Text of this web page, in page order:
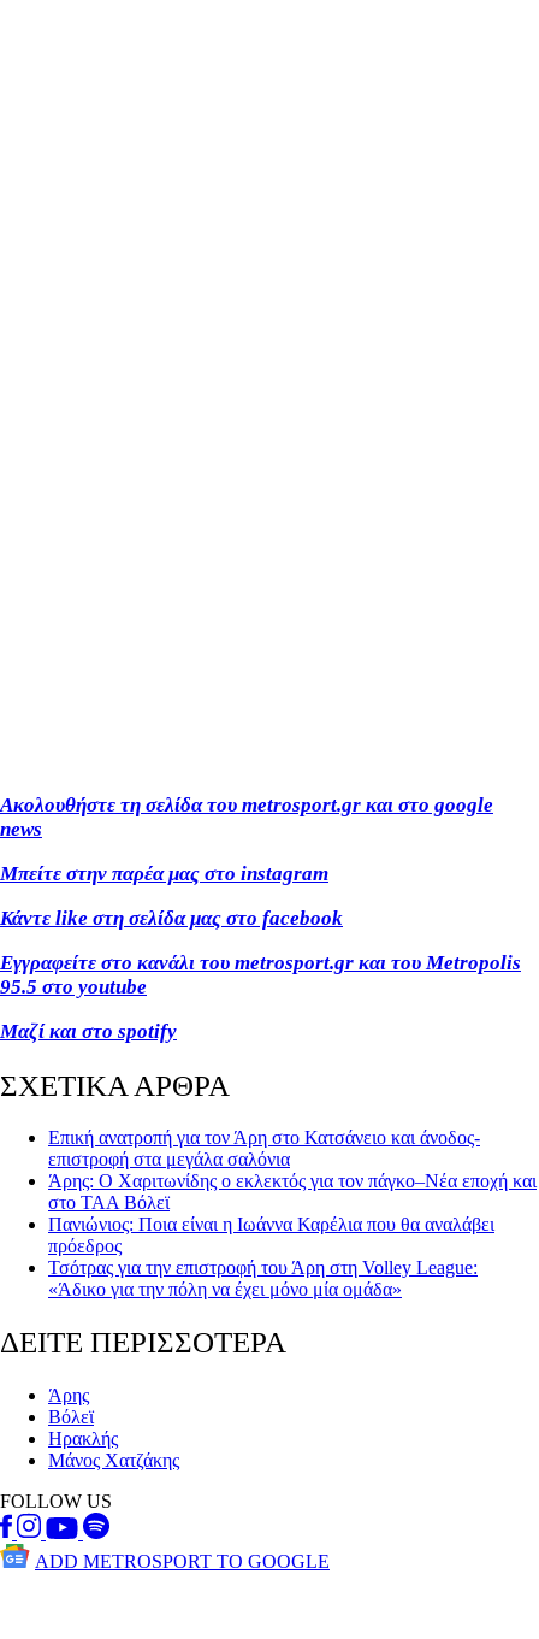
Ακολουθήστε τη σελίδα του metrosport.gr και στο google
news
Μπείτε στην παρέα μας στο instagram
Κάντε like στη σελίδα μας στο facebook
Εγγραφείτε στο κανάλι του metrosport.gr και του Metropolis
95.5 στο youtube
Μαζί και στο spotify
ΣΧΕΤΙΚΑ ΑΡΘΡΑ
Επική ανατροπή για τον Άρη στο Κατσάνειο και άνοδος-
επιστροφή στα μεγάλα σαλόνια
Άρης: Ο Χαριτωνίδης ο εκλεκτός για τον πάγκο–Νέα εποχή και
στο ΤΑΑ Βόλεϊ
Πανιώνιος: Ποια είναι η Ιωάννα Καρέλια που θα αναλάβει
πρόεδρος
Τσότρας για την επιστροφή του Άρη στη Volley League:
«Άδικο για την πόλη να έχει μόνο μία ομάδα»
ΔΕΙΤΕ ΠΕΡΙΣΣΟΤΕΡΑ
Άρης
Βόλεϊ
Ηρακλής
Μάνος Χατζάκης
FOLLOW US
ADD METROSPORT TO GOOGLE